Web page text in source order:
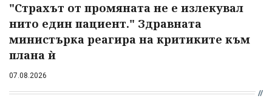
"Страхът от промяната не е излекувал
нито един пациент." Здравната
министърка реагира на критиките към
плана ѝ
07.08.2026